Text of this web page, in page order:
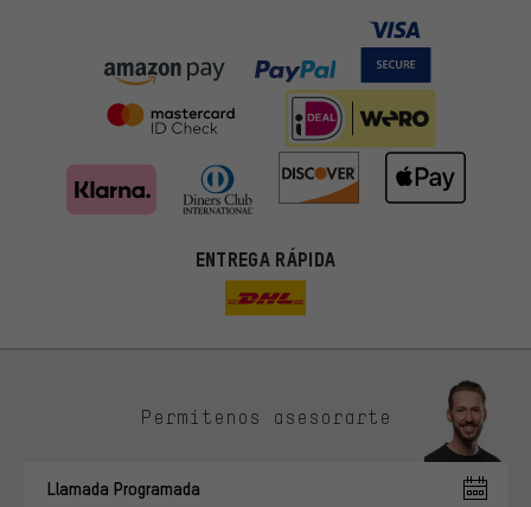
ENTREGA RÁPIDA
Permítenos asesorarte
Llamada Programada
ti. Las cookies de marketing nos ayudan a identificar tus